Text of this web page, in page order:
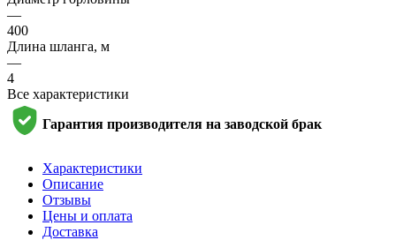
—
400
Длина шланга, м
—
4
Все характеристики
Гарантия производителя на заводской брак
Характеристики
Описание
Отзывы
Цены и оплата
Доставка